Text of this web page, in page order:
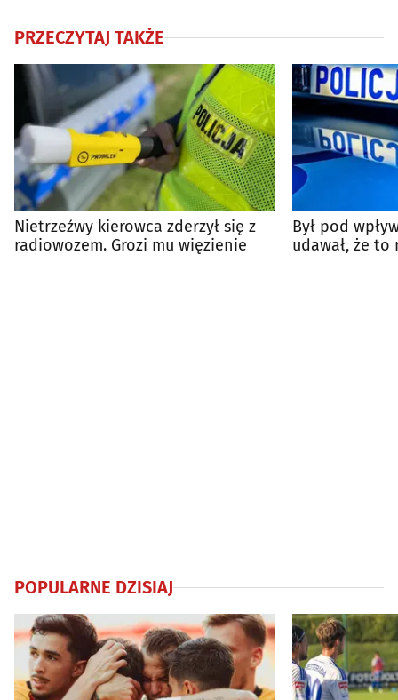
PRZECZYTAJ TAKŻE
Nietrzeźwy kierowca zderzył się z
radiowozem. Grozi mu więzienie
Był pod
udawał, że
POPULARNE DZISIAJ